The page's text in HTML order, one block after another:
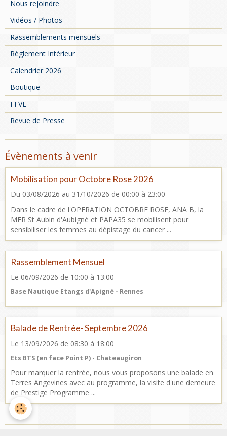
Nous rejoindre
Vidéos / Photos
Rassemblements mensuels
Règlement Intérieur
Calendrier 2026
Boutique
FFVE
Revue de Presse
Évènements à venir
Mobilisation pour Octobre Rose 2026
Du 03/08/2026 au 31/10/2026 de 00:00 à 23:00
Dans le cadre de l'OPERATION OCTOBRE ROSE, ANA B, la
MFR St Aubin d'Aubigné et PAPA35 se mobilisent pour
sensibiliser les femmes au dépistage du cancer ...
Rassemblement Mensuel
Le 06/09/2026 de 10:00 à 13:00
Base Nautique Etangs d'Apigné - Rennes
Balade de Rentrée- Septembre 2026
Le 13/09/2026 de 08:30 à 18:00
Ets BTS (en face Point P) - Chateaugiron
Pour marquer la rentrée, nous vous proposons une balade en
Terres Angevines avec au programme, la visite d'une demeure
de Prestige Programme ...